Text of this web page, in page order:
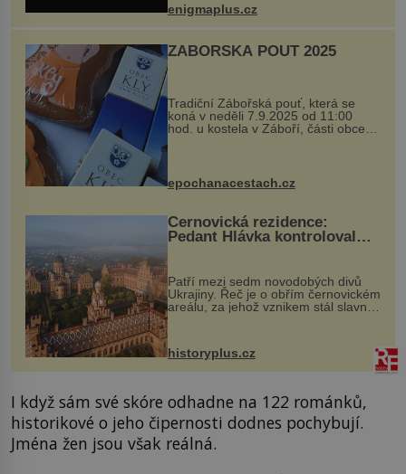
...
enigmaplus.cz
ZÁBOŘSKÁ POUŤ 2025
Tradiční Zábořská pouť, která se
koná v neděli 7.9.2025 od 11:00
hod. u kostela v Záboří, části obce
Kly u Mělníka. V programu naleznete
komentovanou prohlídku kostela,
epochanacestach.cz
Černovická rezidence:
Pedant Hlávka kontroloval
Patří mezi sedm novodobých divů
Ukrajiny. Řeč je o obřím černovickém
areálu, za jehož vznikem stál slavný
český architekt Josef Hlávka. Ten si
na něm dal mimořádně záležet. Jeho
historyplus.cz
I když sám své skóre odhadne na 122 románků,
historikové o jeho čipernosti dodnes pochybují.
Jména žen jsou však reálná.